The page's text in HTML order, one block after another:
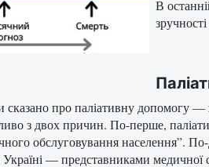
В
сказано про паліативну допомогу
з двох причин. По-перше,
обслуговування населення”.
Україні — представниками медичної